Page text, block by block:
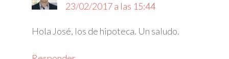
23/02/2017 a las 15:44
Hola José, los de hipoteca. Un saludo.